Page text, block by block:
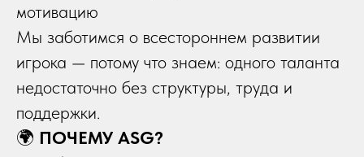
мотивацию
Мы заботимся о всестороннем развитии
игрока — потому что знаем: одного таланта
недостаточно без структуры, труда и
поддержки.
🌍 ПОЧЕМУ ASG?